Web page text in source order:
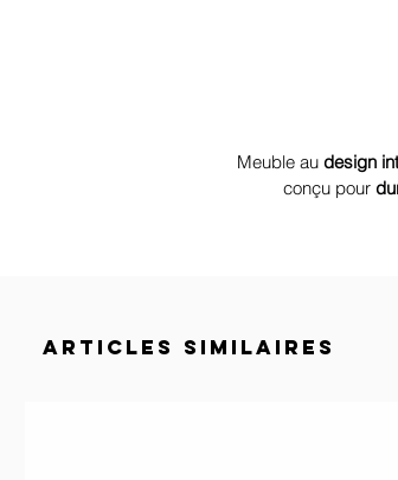
Meuble au design
conçu pour
ARTICLES SIMILAIRES